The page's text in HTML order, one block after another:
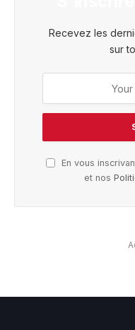
Recevez les
sur
En vous
et nos